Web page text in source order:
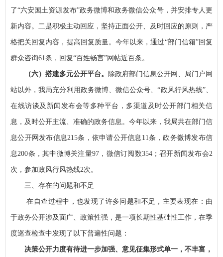
了“六安国土资源发布”政务微博和政务微信公众号，并安排专人更
新内容。二是积极主动回应，坚持正面公开、及时回应的原则，严
格把关回复内容，提高回复质量。今年以来，通过“部门信箱”回复
群众咨询61条，回复“百姓畅言”网帖近百条。
（六）搭建多元公开平台。 除政府部门信息公开网、局门户网
站以外，我局充分利用政务微博、微信公众号、“政风行风热线”、
在线访谈及新闻发布会等多种平台，多渠道及时公开部门相关信
息，及时公开主流、准确的政务信息。今年以来，我局共在部门信
息公开网发布信息215条，依申请公开信息11条，政务微博发布信
息200条，其中微博关注量97，微信订阅数354；召开新闻发布会2
次，参加政风行风热线2次。
三、存在的问题和不足
在自查过程中，也发现了许多问题和不足，主要表现在：由
于政务公开涉及面广、政策性强，是一项长期性基础性工作，在季
度巡查检查中发现了以下普遍性问题：
决策公开力度有待进一步加强、意见征集形式单一，不丰富，